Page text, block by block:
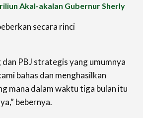
Akal-akalan Gubernur Sherly
secara rinci
PBJ strategis yang umumnya
bahas dan menghasilkan
mana dalam waktu tiga bulan itu
bebernya.